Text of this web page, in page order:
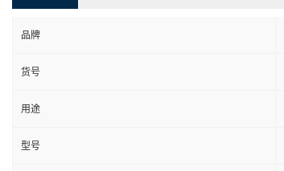
品牌
货号
用途
型号